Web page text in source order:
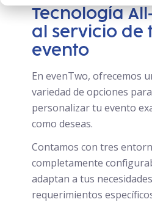
Tecnología
al servicio de
evento
En evenTwo, ofrecemos
variedad de opciones
personalizar tu evento
como deseas.
Contamos con tres
completamente
adaptan a tus
requerimientos